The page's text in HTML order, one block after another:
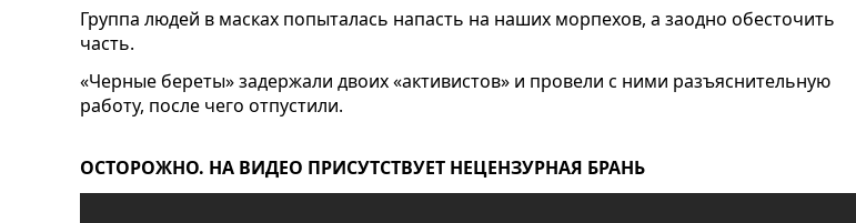
Группа людей в масках попыталась напасть на наших морпехов, а заодно обесточить
часть.
«Черные береты» задержали двоих «активистов» и провели с ними разъяснительную
работу, после чего отпустили.
ОСТОРОЖНО. НА ВИДЕО ПРИСУТСТВУЕТ НЕЦЕНЗУРНАЯ БРАНЬ